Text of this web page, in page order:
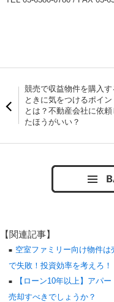
競売で収益物件を購入す
ときに気をつけるポイン
とは？不動産会社に依頼
たほうがいい？
【関連記事】
空室ファミリー向け物件
で失敗！投資効率を考えろ！
【ローン10年以上】アパ
売却すべきでしょうか？